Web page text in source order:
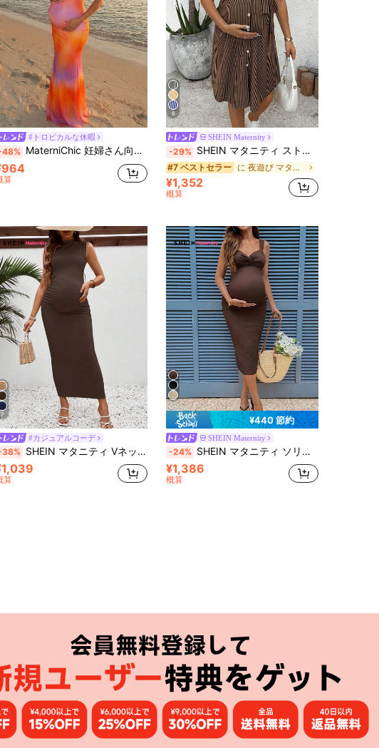
#トロピカルな休暇
MaterniChic 妊婦さん向け アシンメトリー タイダイ ノースリーブ ワンピース 夏用
算
6
SHEIN Maternity
-29% SHEIN マタニティ ストライプ カジュアル デイリードレス
#7 ベストセラー に 夜遊び マタニティドレス
¥1,352
概算
7
#カジュアルコーデ
SHEIN マタニティ Vネック フィットドレス カジュアル デイリー使い
算
¥440 節約
SHEIN Maternity
-24% SHEIN マタニティ ソリッドカラー ツイストデザイン フィッテッド エレガントドレス
¥1,386
概算
アプリ
読する